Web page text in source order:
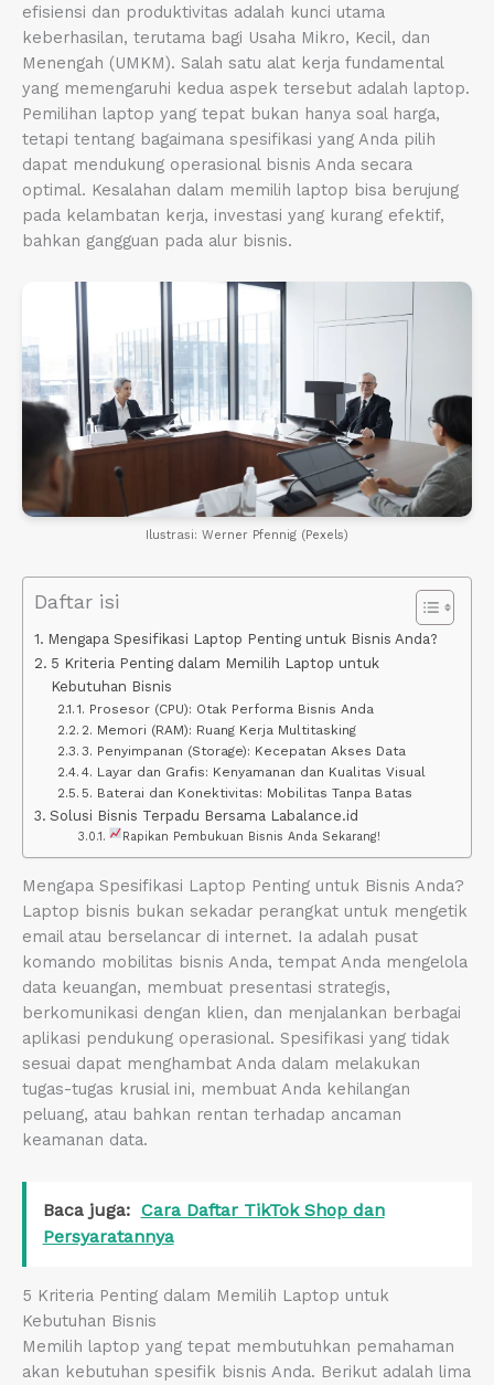
efisiensi dan produktivitas adalah kunci utama
keberhasilan, terutama bagi Usaha Mikro, Kecil, dan
Menengah (UMKM). Salah satu alat kerja fundamental
yang memengaruhi kedua aspek tersebut adalah laptop.
Pemilihan laptop yang tepat bukan hanya soal harga,
tetapi tentang bagaimana spesifikasi yang Anda pilih
dapat mendukung operasional bisnis Anda secara
optimal. Kesalahan dalam memilih laptop bisa berujung
pada kelambatan kerja, investasi yang kurang efektif,
bahkan gangguan pada alur bisnis.
Ilustrasi: Werner Pfennig (Pexels)
Daftar isi
Mengapa Spesifikasi Laptop Penting untuk Bisnis Anda?
5 Kriteria Penting dalam Memilih Laptop untuk
Kebutuhan Bisnis
1. Prosesor (CPU): Otak Performa Bisnis Anda
2. Memori (RAM): Ruang Kerja Multitasking
3. Penyimpanan (Storage): Kecepatan Akses Data
4. Layar dan Grafis: Kenyamanan dan Kualitas Visual
5. Baterai dan Konektivitas: Mobilitas Tanpa Batas
Solusi Bisnis Terpadu Bersama Labalance.id
Rapikan Pembukuan Bisnis Anda Sekarang!
Mengapa Spesifikasi Laptop Penting untuk Bisnis Anda?
Laptop bisnis bukan sekadar perangkat untuk mengetik
email atau berselancar di internet. Ia adalah pusat
komando mobilitas bisnis Anda, tempat Anda mengelola
data keuangan, membuat presentasi strategis,
berkomunikasi dengan klien, dan menjalankan berbagai
aplikasi pendukung operasional. Spesifikasi yang tidak
sesuai dapat menghambat Anda dalam melakukan
tugas-tugas krusial ini, membuat Anda kehilangan
peluang, atau bahkan rentan terhadap ancaman
keamanan data.
Baca juga: Cara Daftar TikTok Shop dan
Persyaratannya
5 Kriteria Penting dalam Memilih Laptop untuk
Kebutuhan Bisnis
Memilih laptop yang tepat membutuhkan pemahaman
akan kebutuhan spesifik bisnis Anda. Berikut adalah lima